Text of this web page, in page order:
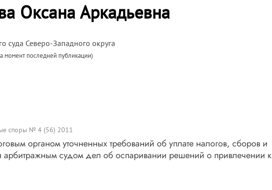
Оксана Аркадьевна
суда Северо-Западного округа
момент последней публикации)
споры № 4 (56) 2011
органом уточненных требований об уплате налогов, сборов и
арбитражным судом дел об оспаривании решений о привлечении к